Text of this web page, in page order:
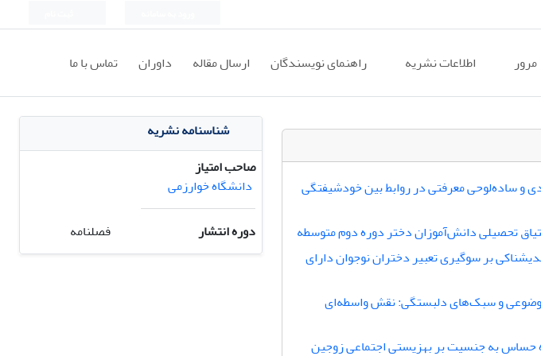
مرور اطلاعات نشریه راهنمای نویسندگان ارسال مقاله داوران تماس با ما
و ساده‌لوحی معرفتی در روابط بین خودشیفتگی
تحصیلی دانش‌آموزان دختر دوره دوم متوسطه
بر سوگیری تعبیر دختران نوجوان دارای
و سبک‌های دلبستگی: نقش ‌واسطه‌ای
حساس به جنسیت بر بهزیستی اجتماعی زوجین
شناسنامه نشریه
صاحب امتیاز
دانشگاه خوارزمی
دوره انتشار
فصلنامه